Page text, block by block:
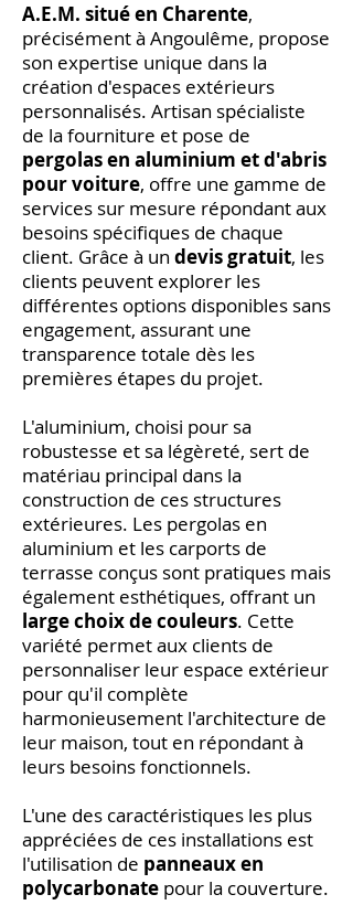
A.E.M. situé en Charente,
précisément à Angoulême, propose
son expertise unique dans la
création d'espaces extérieurs
personnalisés. Artisan spécialiste
de la fourniture et pose de
pergolas en aluminium et d'abris
pour voiture, offre une gamme de
services sur mesure répondant aux
besoins spécifiques de chaque
client. Grâce à un devis gratuit, les
clients peuvent explorer les
différentes options disponibles sans
engagement, assurant une
transparence totale dès les
premières étapes du projet.
L'aluminium, choisi pour sa
robustesse et sa légèreté, sert de
matériau principal dans la
construction de ces structures
extérieures. Les pergolas en
aluminium et les carports de
terrasse conçus sont pratiques mais
également esthétiques, offrant un
large choix de couleurs. Cette
variété permet aux clients de
personnaliser leur espace extérieur
pour qu'il complète
harmonieusement l'architecture de
leur maison, tout en répondant à
leurs besoins fonctionnels.
L'une des caractéristiques les plus
appréciées de ces installations est
l'utilisation de panneaux en
polycarbonate pour la couverture.